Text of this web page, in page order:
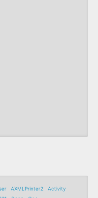
AXMLPrinter2
Activity